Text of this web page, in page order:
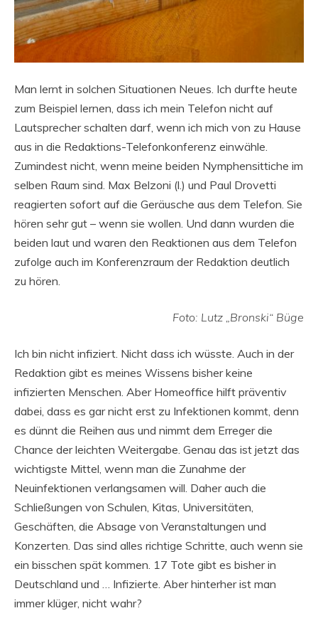
Man lernt in solchen Situationen Neues. Ich durfte heute
zum Beispiel lernen, dass ich mein Telefon nicht auf
Lautsprecher schalten darf, wenn ich mich von zu Hause
aus in die Redaktions-Telefonkonferenz einwähle.
Zumindest nicht, wenn meine beiden Nymphensittiche im
selben Raum sind. Max Belzoni (l.) und Paul Drovetti
reagierten sofort auf die Geräusche aus dem Telefon. Sie
hören sehr gut – wenn sie wollen. Und dann wurden die
beiden laut und waren den Reaktionen aus dem Telefon
zufolge auch im Konferenzraum der Redaktion deutlich
zu hören.
Foto: Lutz „Bronski“ Büge
Ich bin nicht infiziert. Nicht dass ich wüsste. Auch in der
Redaktion gibt es meines Wissens bisher keine
infizierten Menschen. Aber Homeoffice hilft präventiv
dabei, dass es gar nicht erst zu Infektionen kommt, denn
es dünnt die Reihen aus und nimmt dem Erreger die
Chance der leichten Weitergabe. Genau das ist jetzt das
wichtigste Mittel, wenn man die Zunahme der
Neuinfektionen verlangsamen will. Daher auch die
Schließungen von Schulen, Kitas, Universitäten,
Geschäften, die Absage von Veranstaltungen und
Konzerten. Das sind alles richtige Schritte, auch wenn sie
ein bisschen spät kommen. 17 Tote gibt es bisher in
Deutschland und … Infizierte. Aber hinterher ist man
immer klüger, nicht wahr?